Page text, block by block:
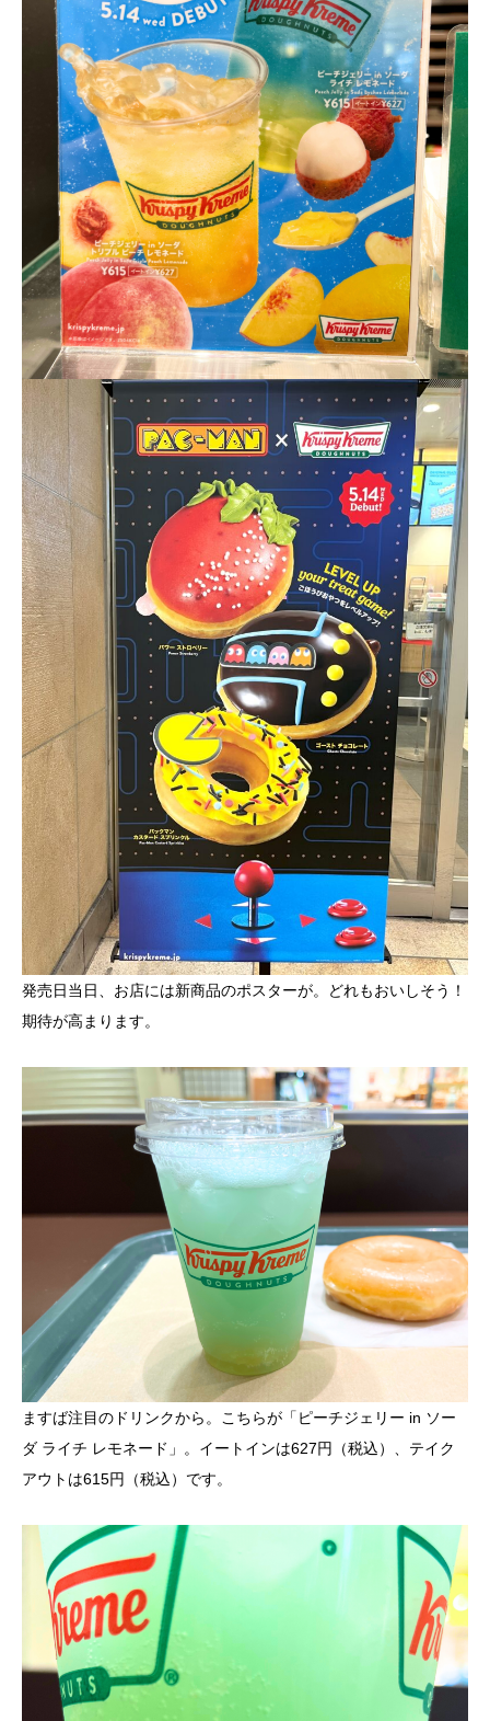
発売日当日、お店には新商品のポスターが。どれもおいしそう！
期待が高まります。
ますば注目のドリンクから。こちらが「ピーチジェリー in ソー
ダ ライチ レモネード」。イートインは627円（税込）、テイク
アウトは615円（税込）です。